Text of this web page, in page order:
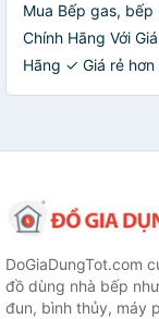
Mua Bếp gas,
Chính Hãng Với
Hãng ✓ Giá rẻ
DoGiaDungTot.com
đồ dùng nhà bếp
đun, bình thủy, máy